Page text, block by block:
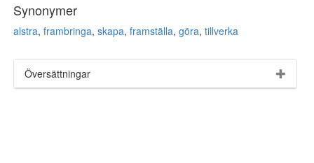
Synonymer
alstra, frambringa, skapa, framställa, göra, tillverka
Översättningar